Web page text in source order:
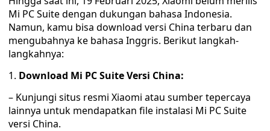
Mi PC Suite dengan dukungan bahasa Indonesia.
Namun, kamu bisa download versi China terbaru dan
mengubahnya ke bahasa Inggris. Berikut langkah-
langkahnya:
1. Download Mi PC Suite Versi China:
– Kunjungi situs resmi Xiaomi atau sumber tepercaya
lainnya untuk mendapatkan file instalasi Mi PC Suite
versi China.